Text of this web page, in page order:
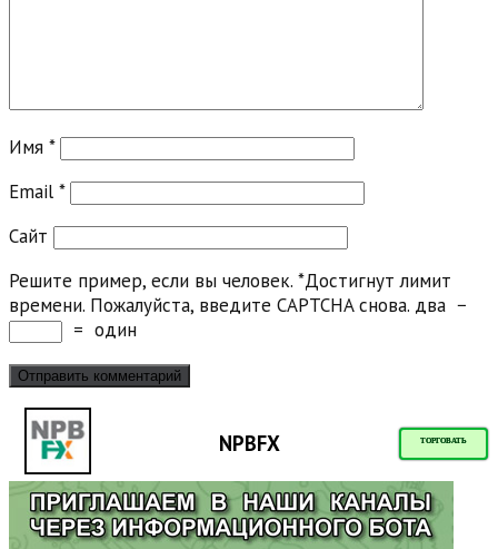
Имя *
Email *
Сайт
Решите пример, если вы человек. *Достигнут лимит
времени. Пожалуйста, введите CAPTCHA снова. два −
= один
NPBFX ТОРГОВАТЬ